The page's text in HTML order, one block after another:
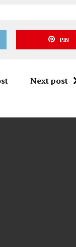
PIN
Next post